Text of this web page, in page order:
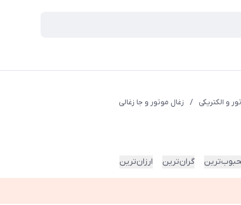
و الکتریکی / زغال موتور و جا زغالی
گران‌ترین ارزان‌ترین